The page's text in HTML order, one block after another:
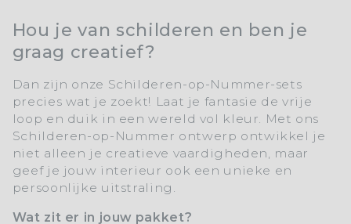
Hou je van schilderen en ben je
graag creatief?
Dan zijn onze Schilderen-op-Nummer-sets
precies wat je zoekt! Laat je fantasie de vrije
loop en duik in een wereld vol kleur. Met ons
Schilderen-op-Nummer ontwerp ontwikkel je
niet alleen je creatieve vaardigheden, maar
geef je jouw interieur ook een unieke en
persoonlijke uitstraling.
Wat zit er in jouw pakket?